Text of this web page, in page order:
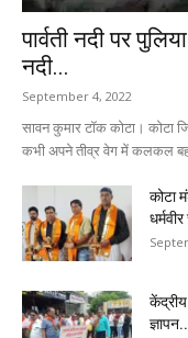
पार्वती नदी पर
नदी...
September 4, 2022
सावन कुमार टॉक कोटा। कोटा
कभी अपने तीव्र वेग में कलकल
कोटा